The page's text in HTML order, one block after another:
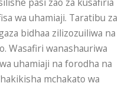
wa uhamiaji. Taratibu za
bidhaa zilizozuiliwa na
Wasafiri wanashauriwa
uhamiaji na forodha na
mchakato wa